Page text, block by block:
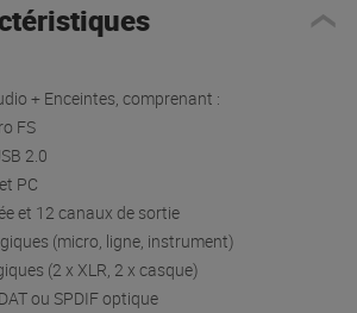
+ Enceintes, comprenant :
FS
2.0
PC
et 12 canaux de sortie
(micro, ligne, instrument)
(2 x XLR, 2 x casque)
ou SPDIF optique